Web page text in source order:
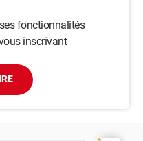
fonctionnalités
inscrivant